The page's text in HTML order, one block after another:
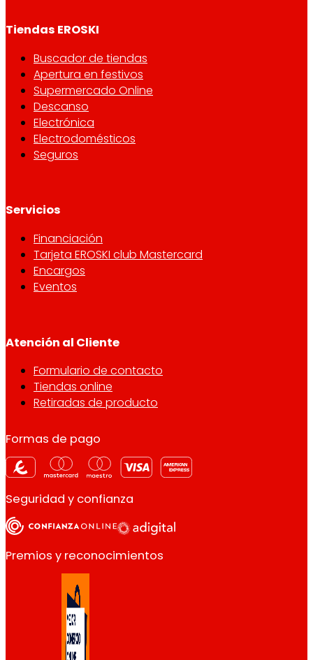
Tiendas EROSKI
Buscador de tiendas
Apertura en festivos
Supermercado Online
Descanso
Electrónica
Electrodomésticos
Seguros
Servicios
Financiación
Tarjeta EROSKI club Mastercard
Encargos
Eventos
Atención al Cliente
Formulario de contacto
Tiendas online
Retiradas de producto
Formas de pago
Seguridad y confianza
Premios y reconocimientos